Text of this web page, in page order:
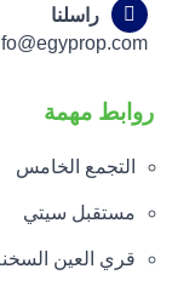
راسلنا
روابط مهمة
التجمع الخامس
مستقبل سيتي
قري العين